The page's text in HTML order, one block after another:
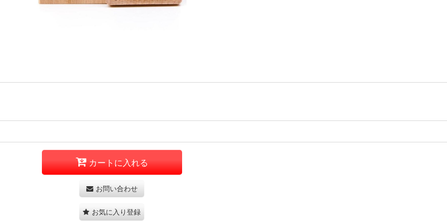
カートに入れる
お問い合わせ
お気に入り登録